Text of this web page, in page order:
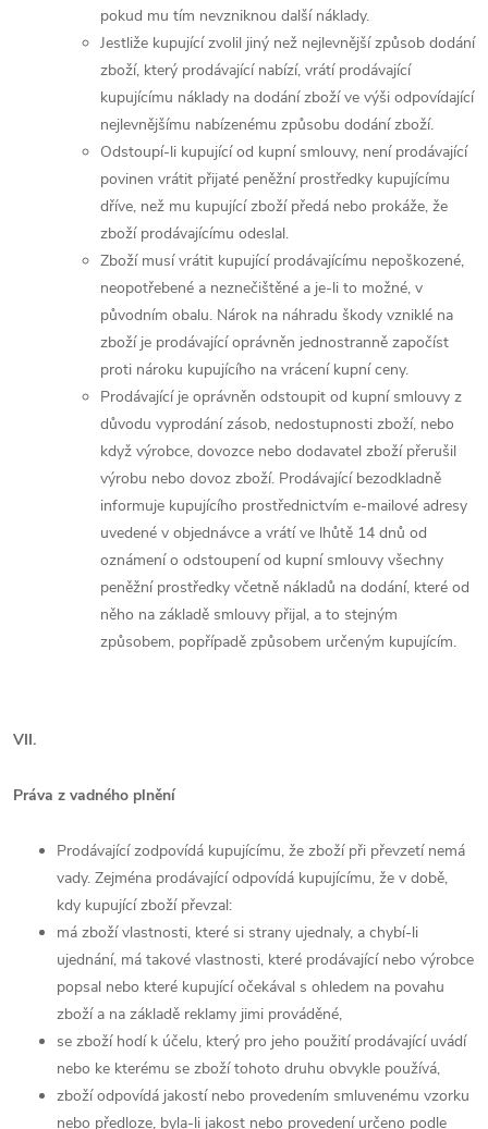
pokud mu tím nevzniknou další náklady.
Jestliže kupující zvolil jiný než nejlevnější způsob dodání
zboží, který prodávající nabízí, vrátí prodávající
kupujícímu náklady na dodání zboží ve výši odpovídající
nejlevnějšímu nabízenému způsobu dodání zboží.
Odstoupí-li kupující od kupní smlouvy, není prodávající
povinen vrátit přijaté peněžní prostředky kupujícímu
dříve, než mu kupující zboží předá nebo prokáže, že
zboží prodávajícímu odeslal.
Zboží musí vrátit kupující prodávajícímu nepoškozené,
neopotřebené a neznečištěné a je-li to možné, v
původním obalu. Nárok na náhradu škody vzniklé na
zboží je prodávající oprávněn jednostranně započíst
proti nároku kupujícího na vrácení kupní ceny.
Prodávající je oprávněn odstoupit od kupní smlouvy z
důvodu vyprodání zásob, nedostupnosti zboží, nebo
když výrobce, dovozce nebo dodavatel zboží přerušil
výrobu nebo dovoz zboží. Prodávající bezodkladně
informuje kupujícího prostřednictvím e-mailové adresy
uvedené v objednávce a vrátí ve lhůtě 14 dnů od
oznámení o odstoupení od kupní smlouvy všechny
peněžní prostředky včetně nákladů na dodání, které od
něho na základě smlouvy přijal, a to stejným
způsobem, popřípadě způsobem určeným kupujícím.
VII.
Práva z vadného plnění
Prodávající zodpovídá kupujícímu, že zboží při převzetí nemá
vady. Zejména prodávající odpovídá kupujícímu, že v době,
kdy kupující zboží převzal:
má zboží vlastnosti, které si strany ujednaly, a chybí-li
ujednání, má takové vlastnosti, které prodávající nebo výrobce
popsal nebo které kupující očekával s ohledem na povahu
zboží a na základě reklamy jimi prováděné,
se zboží hodí k účelu, který pro jeho použití prodávající uvádí
nebo ke kterému se zboží tohoto druhu obvykle používá,
zboží odpovídá jakostí nebo provedením smluvenému vzorku
nebo předloze, byla-li jakost nebo provedení určeno podle